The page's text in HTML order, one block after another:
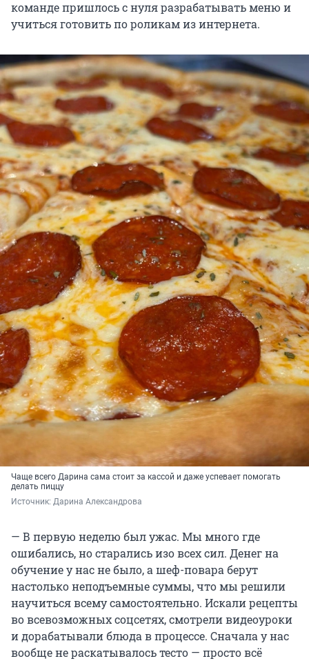
команде пришлось с нуля разрабатывать меню и
учиться готовить по роликам из интернета.
Чаще всего Дарина сама стоит за кассой и даже успевает помогать
делать пиццу
Источник: Дарина Александрова
— В первую неделю был ужас. Мы много где
ошибались, но старались изо всех сил. Денег на
обучение у нас не было, а шеф-повара берут
настолько неподъемные суммы, что мы решили
научиться всему самостоятельно. Искали рецепты
во всевозможных соцсетях, смотрели видеоуроки
и дорабатывали блюда в процессе. Сначала у нас
вообще не раскатывалось тесто — просто всё